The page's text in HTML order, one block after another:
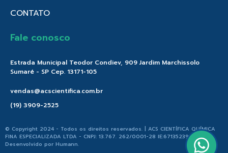
CONTATO
Fale conosco
Estrada Municipal Teodor Condiev, 909 Jardim Marchissolo
Sumaré - SP Cep. 13171-105
vendas@acscientifica.com.br
(19) 3909-2525
© Copyright 2024 - Todos os direitos reservados. | ACS CIENTÍFICA QUÍMICA
FINA ESPECIALIZADA LTDA - CNPJ: 13.767. 262/0001-28 IE:671352396.176 |
Desenvolvido por Humann.